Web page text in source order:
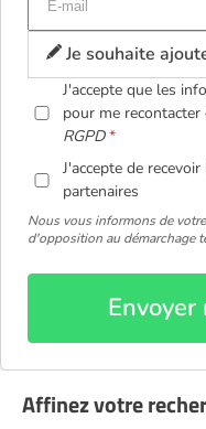
Je souhaite
J'accepte que les
pour me recontacter
RGPD
J'accepte de
partenaires
Nous vous informons de
d'opposition au démarchage
Envoyer
Affinez votre